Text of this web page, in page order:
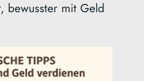
bewusster mit Geld